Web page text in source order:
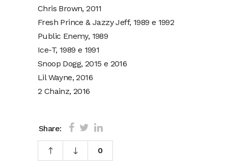
Chris Brown, 2011
Fresh Prince & Jazzy Jeff, 1989 e 1992
Public Enemy, 1989
Ice-T, 1989 e 1991
Snoop Dogg, 2015 e 2016
Lil Wayne, 2016
2 Chainz, 2016
Share:
0